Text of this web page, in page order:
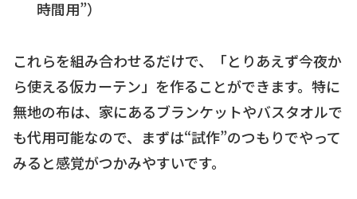
時間用”）
これらを組み合わせるだけで、「とりあえず今夜か
ら使える仮カーテン」を作ることができます。特に
無地の布は、家にあるブランケットやバスタオルで
も代用可能なので、まずは“試作”のつもりでやって
みると感覚がつかみやすいです。